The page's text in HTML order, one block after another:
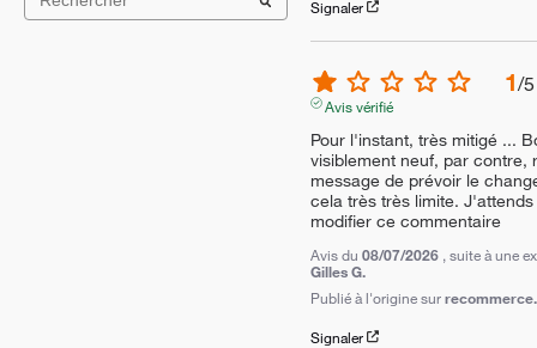
Signaler
1/5
Avis vérifié
Pour l'instant, très mitigé ...
visiblement neuf, par contre,
message de prévoir le
cela très très limite.
modifier ce commentaire
Avis du 08/07/2026 , suite à une
Gilles G.
Publié à l'origine sur
Signaler